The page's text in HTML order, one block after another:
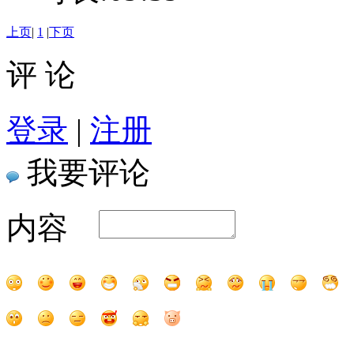
上页| 1 |下页
评 论
登录 | 注册
我要评论
内容